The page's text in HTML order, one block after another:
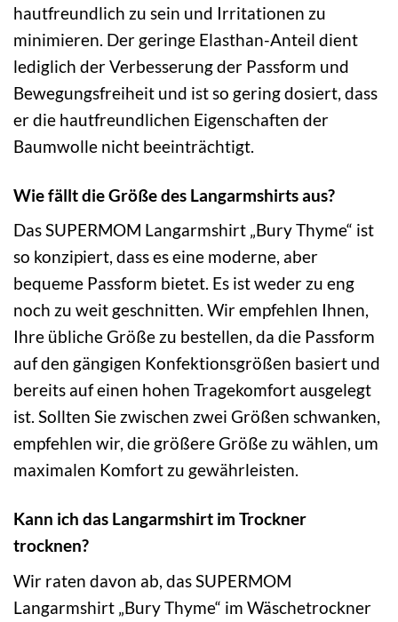
hautfreundlich zu sein und Irritationen zu
minimieren. Der geringe Elasthan-Anteil dient
lediglich der Verbesserung der Passform und
Bewegungsfreiheit und ist so gering dosiert, dass
er die hautfreundlichen Eigenschaften der
Baumwolle nicht beeinträchtigt.
Wie fällt die Größe des Langarmshirts aus?
Das SUPERMOM Langarmshirt „Bury Thyme“ ist
so konzipiert, dass es eine moderne, aber
bequeme Passform bietet. Es ist weder zu eng
noch zu weit geschnitten. Wir empfehlen Ihnen,
Ihre übliche Größe zu bestellen, da die Passform
auf den gängigen Konfektionsgrößen basiert und
bereits auf einen hohen Tragekomfort ausgelegt
ist. Sollten Sie zwischen zwei Größen schwanken,
empfehlen wir, die größere Größe zu wählen, um
maximalen Komfort zu gewährleisten.
Kann ich das Langarmshirt im Trockner
trocknen?
Wir raten davon ab, das SUPERMOM
Langarmshirt „Bury Thyme“ im Wäschetrockner